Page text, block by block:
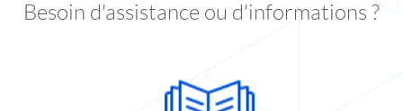
Besoin d'assistance ou d'informations ?